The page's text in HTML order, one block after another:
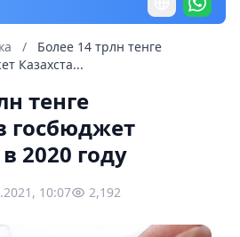
/
Более 14 трлн тенге
Казахста...
тенге
госбюджет
2020 году
10:07 2,192